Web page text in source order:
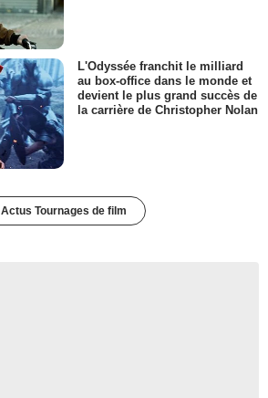
L'Odyssée franchit le milliard
au box-office dans le monde et
devient le plus grand succès de
la carrière de Christopher Nolan
Actus Tournages de film